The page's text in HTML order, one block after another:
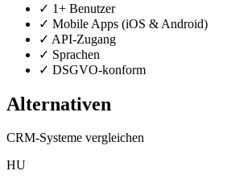
✓ 1+ Benutzer
✓ Mobile Apps (iOS & Android)
✓ API-Zugang
✓ Sprachen
✓ DSGVO-konform
Alternativen
CRM-Systeme vergleichen
HU